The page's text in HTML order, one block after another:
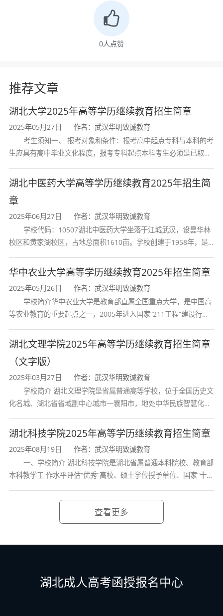
0人点赞
推荐文章
湖北大学2025年高等学历继续教育招生简章
2025年05月27日
作者：武汉华明致诚教育
考生须知一、 报考对象和条件：报考高中起点专科与本科的考
生应具有高中毕业文化程度，报考专科起点本科考生必须是已取得
构颁发的大学专科毕业证书的人
湖北中医药大学高等学历继续教育2025年招生简
章
2025年06月27日
作者：武汉华明致诚教育
学校代码：10507湖北中医药大学坐落于江城武汉，设昙华林
校区和黄家湖校区，占地总面积1610亩。学校创建于1958年，是
育和最早开办中医研究
华中农业大学高等学历继续教育2025年招生简章
2025年05月26日
作者：武汉华明致诚教育
学校简介华中农业大学是教育部直属全国重点大学，是中国高
等农业教育的重要起点之一，2005年进入国家“211工程”建设行
首轮“双一流”成效
湖北文理学院2025年高等学历继续教育招生简章
（文字版）
2025年03月27日
作者：武汉华明致诚教育
学校简介 湖北文理学院是省属普通高等学校，位于全国历史文
化名城、湖北省省域副中心城市一襄阳市，地处中华民族智慧化身
学校、全国普通
湖北科技学院2025年高等学历继续教育招生简章
2025年08月19日
作者：武汉华明致诚教育
一、学校简介 湖北科技学院是湖北省属普通本科院校、教育部
本科教学工 作水平评估“优秀”高校、硕士学位授予单位、国家“十三
查看更多
湖北成人高考函授报名中心